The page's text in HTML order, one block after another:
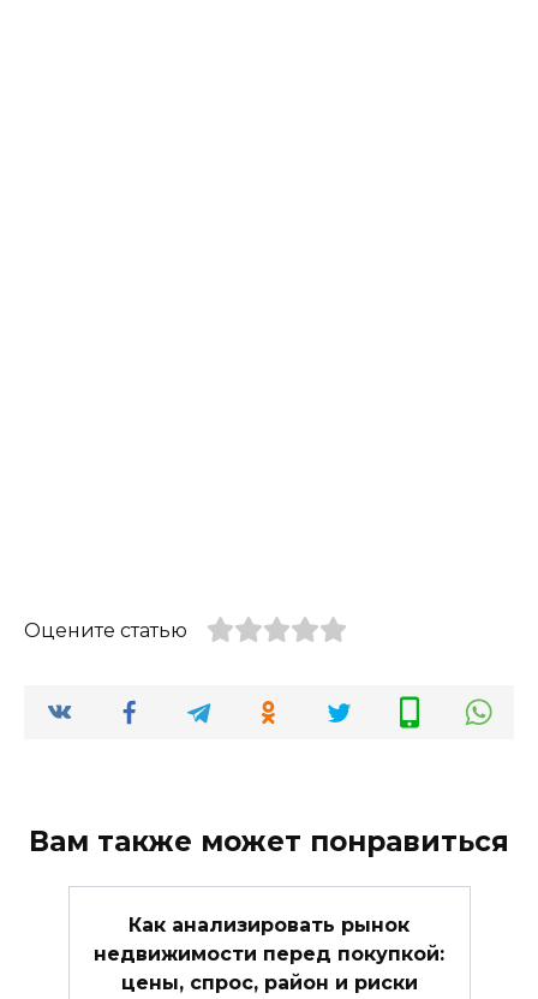
Оцените статью
Вам также может понравиться
Как анализировать рынок
недвижимости перед покупкой:
цены, спрос, район и риски